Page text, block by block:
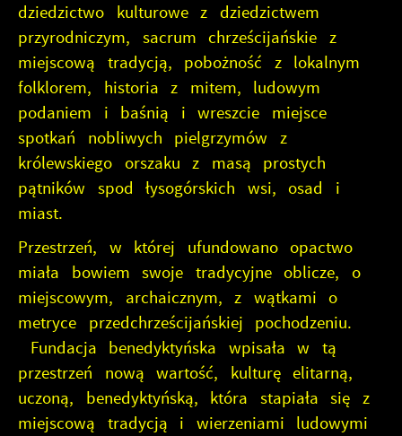
dziedzictwo kulturowe z dziedzictwem
przyrodniczym, sacrum chrześcijańskie z
miejscową tradycją, pobożność z lokalnym
folklorem, historia z mitem, ludowym
podaniem i baśnią i wreszcie miejsce
spotkań nobliwych pielgrzymów z
królewskiego orszaku z masą prostych
pątników spod łysogórskich wsi, osad i
miast.
Przestrzeń, w której ufundowano opactwo
miała bowiem swoje tradycyjne oblicze, o
miejscowym, archaicznym, z wątkami o
metryce przedchrześcijańskiej pochodzeniu.
Fundacja benedyktyńska wpisała w tą
przestrzeń nową wartość, kulturę elitarną,
uczoną, benedyktyńską, która stapiała się z
miejscową tradycją i wierzeniami ludowymi